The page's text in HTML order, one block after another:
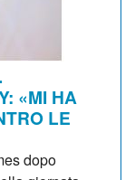
«MI HA
LE
dopo